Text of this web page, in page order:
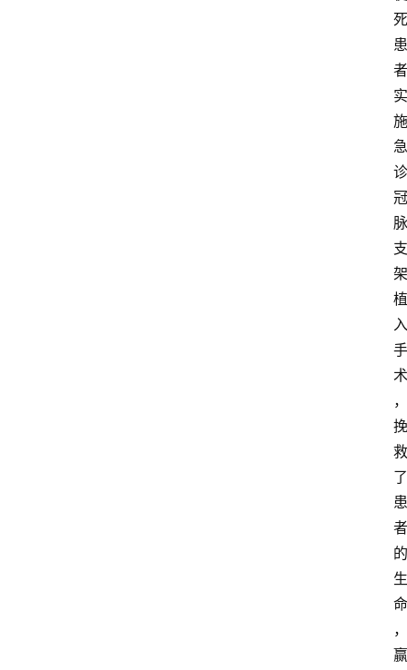
死
患
者
实
施
急
诊
冠
脉
支
架
植
入
手
术
，
挽
救
了
患
者
的
生
命
，
赢